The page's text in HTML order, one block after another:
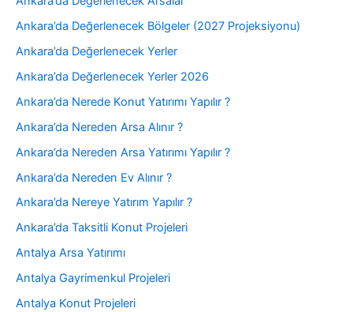
Ankara’da Değerlenecek Bölgeler (2027 Projeksiyonu)
Ankara’da Değerlenecek Yerler
Ankara’da Değerlenecek Yerler 2026
Ankara’da Nerede Konut Yatırımı Yapılır ?
Ankara’da Nereden Arsa Alınır ?
Ankara’da Nereden Arsa Yatırımı Yapılır ?
Ankara’da Nereden Ev Alınır ?
Ankara’da Nereye Yatırım Yapılır ?
Ankara’da Taksitli Konut Projeleri
Antalya Arsa Yatırımı
Antalya Gayrimenkul Projeleri
Antalya Konut Projeleri